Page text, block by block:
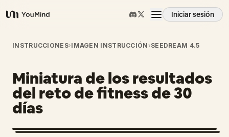
YouMind
Iniciar sesión
Resumen
Casos de uso
Habilidades
INSTRUCCIONES›IMAGEN INSTRUCCIÓN ›SEEDREAM 4.5
Miniatura de los resultados
del reto de fitness de 30
días